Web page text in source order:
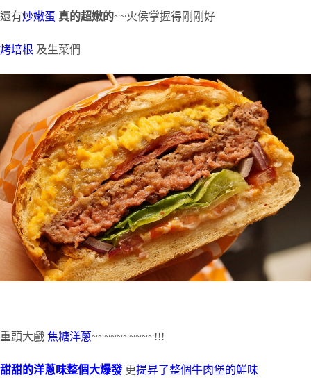
還有炒嫩蛋 真的超嫩的~~火侯掌握得剛剛好
烤培根 及生菜們
重頭大戲 焦糖洋蔥~~~~~~~~~~!!!
甜甜的洋蔥味整個大爆發 更提昇了整個牛肉堡的鮮味